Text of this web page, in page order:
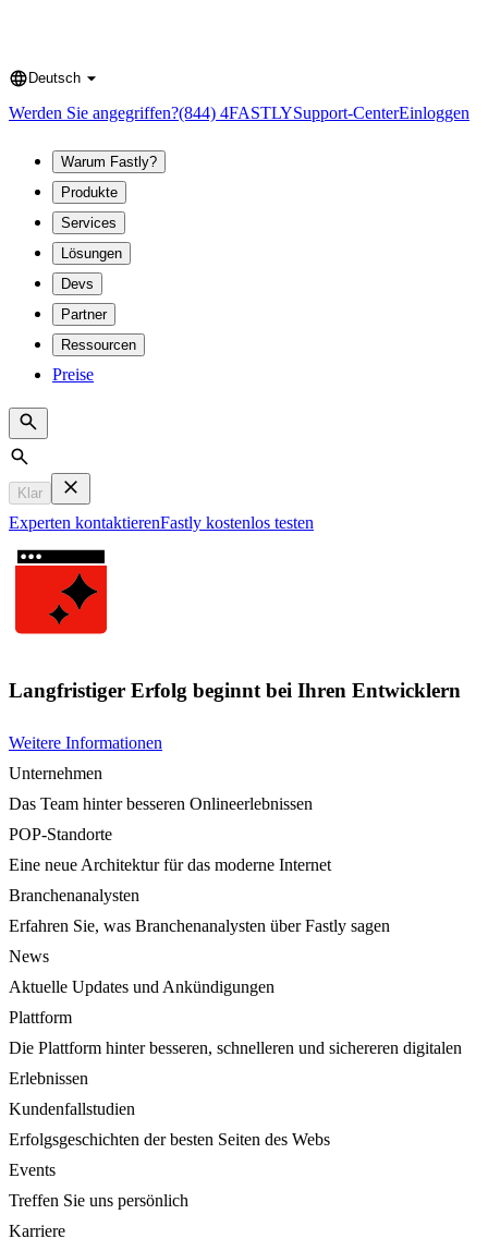
Language
Deutsch
Werden Sie angegriffen?(844) 4FASTLYSupport-CenterEinloggen
Warum Fastly?
Produkte
Services
Lösungen
Devs
Partner
Ressourcen
Preise
Search
Klar
Experten kontaktierenFastly kostenlos testen
Langfristiger Erfolg beginnt bei Ihren Entwicklern
Weitere Informationen
Unternehmen
Das Team hinter besseren Onlineerlebnissen
POP-Standorte
Eine neue Architektur für das moderne Internet
Branchenanalysten
Erfahren Sie, was Branchenanalysten über Fastly sagen
News
Aktuelle Updates und Ankündigungen
Plattform
Die Plattform hinter besseren, schnelleren und sichereren digitalen
Erlebnissen
Kundenfallstudien
Erfolgsgeschichten der besten Seiten des Webs
Events
Treffen Sie uns persönlich
Karriere